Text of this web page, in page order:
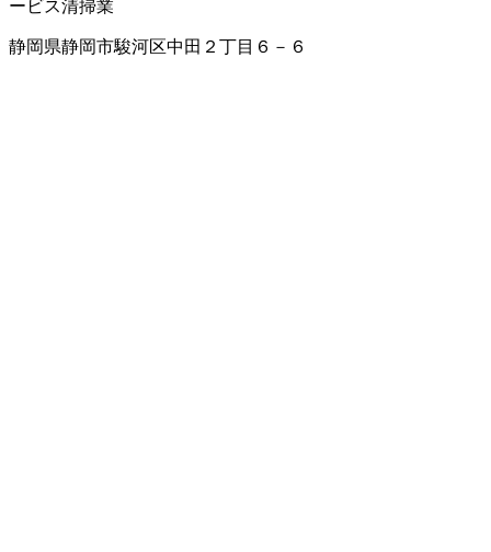
ービス清掃業
静岡県静岡市駿河区中田２丁目６－６